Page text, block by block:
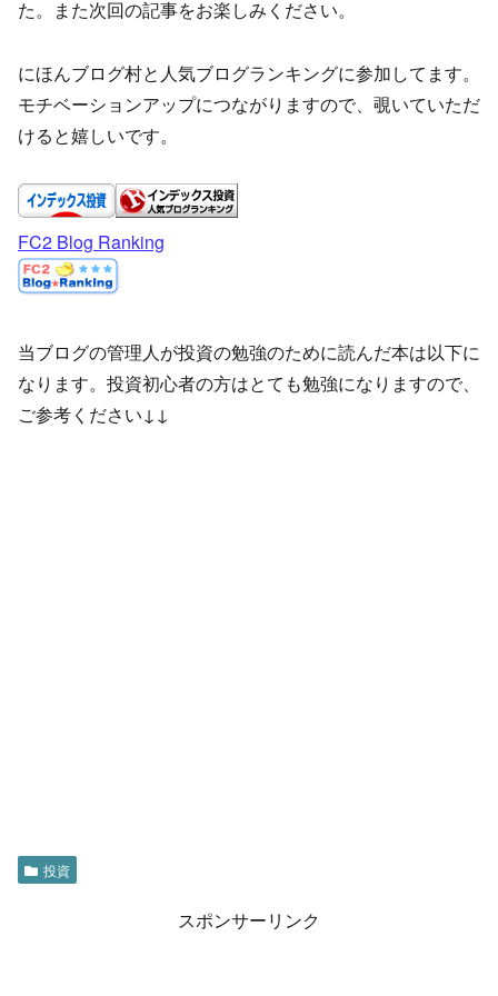
た。また次回の記事をお楽しみください。
にほんブログ村と人気ブログランキングに参加してます。
モチベーションアップにつながりますので、覗いていただ
けると嬉しいです。
FC2 Blog Ranking
当ブログの管理人が投資の勉強のために読んだ本は以下に
なります。投資初心者の方はとても勉強になりますので、
ご参考ください↓↓
投資
スポンサーリンク